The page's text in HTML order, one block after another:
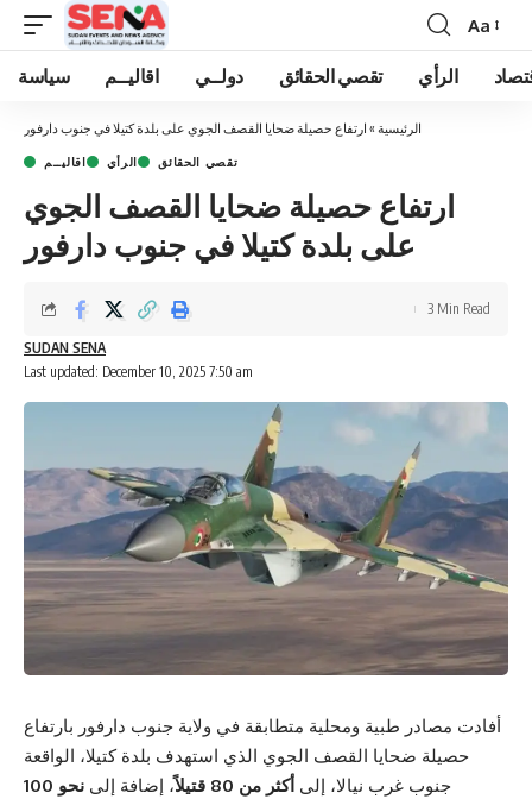
Font
Resizer
Aa
سياسة اقاليــم دولــي تقصي الحقائق الرأي
الرئيسية » ارتفاع حصيلة ضحايا القصف الجوي على بلدة كتيلا في جنوب دارفور
اقاليــم الرأي تقصي الحقائق
ارتفاع حصيلة ضحايا القصف الجوي
على بلدة كتيلا في جنوب دارفور
Last updated: December 10, 2025 7:50 am
SUDAN SENA
3 Min Read
أفادت مصادر طبية ومحلية متطابقة في ولاية جنوب دارفور بارتفاع
حصيلة ضحايا القصف الجوي الذي استهدف بلدة كتيلا، الواقعة
جنوب غرب نيالا، إلى أكثر من 80 قتيلاً ، إضافة إلى
نحو 100